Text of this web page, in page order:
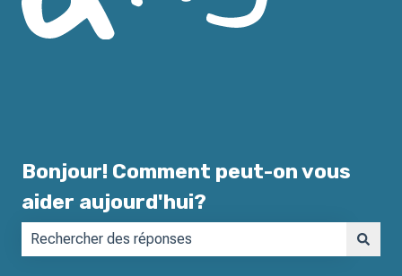
Bonjour! Comment peut-on vous
aider aujourd'hui?